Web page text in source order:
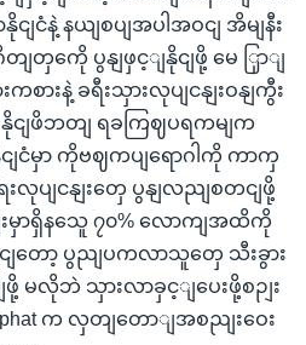
ျငံနဲ့ နယျစပျအပါအဝငျ အိမျနီး
တျတှကေို ပွနျဖှင့ျနိုငျဖို့ မေ ြှာျ
စားနဲ့ ခရီးသှားလုပျငနျးဝနျကွီး
နိုငျဖိဘတျ ရခကြဈပရကမျက
ငျငံမှာ ကိုဗဈကပျရောဂါကို ကာကှ
ေးလုပျငနျးတှေ ပွနျလညျစတငျဖို့
းမှာရှိနသေူ ၇၀% လောကျအထိကို
ျတော့ ပွညျပကလာသူတှေ သီးခွား
ဖို့ မလိုဘဲ သှားလာခှင့ျပေးဖို့စဉျး
က လှတျတောျအစညျးဝေး